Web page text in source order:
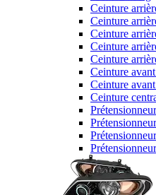
Ceinture
Ceinture
Ceinture
Ceinture
Ceinture
Ceinture
Ceinture
Ceinture